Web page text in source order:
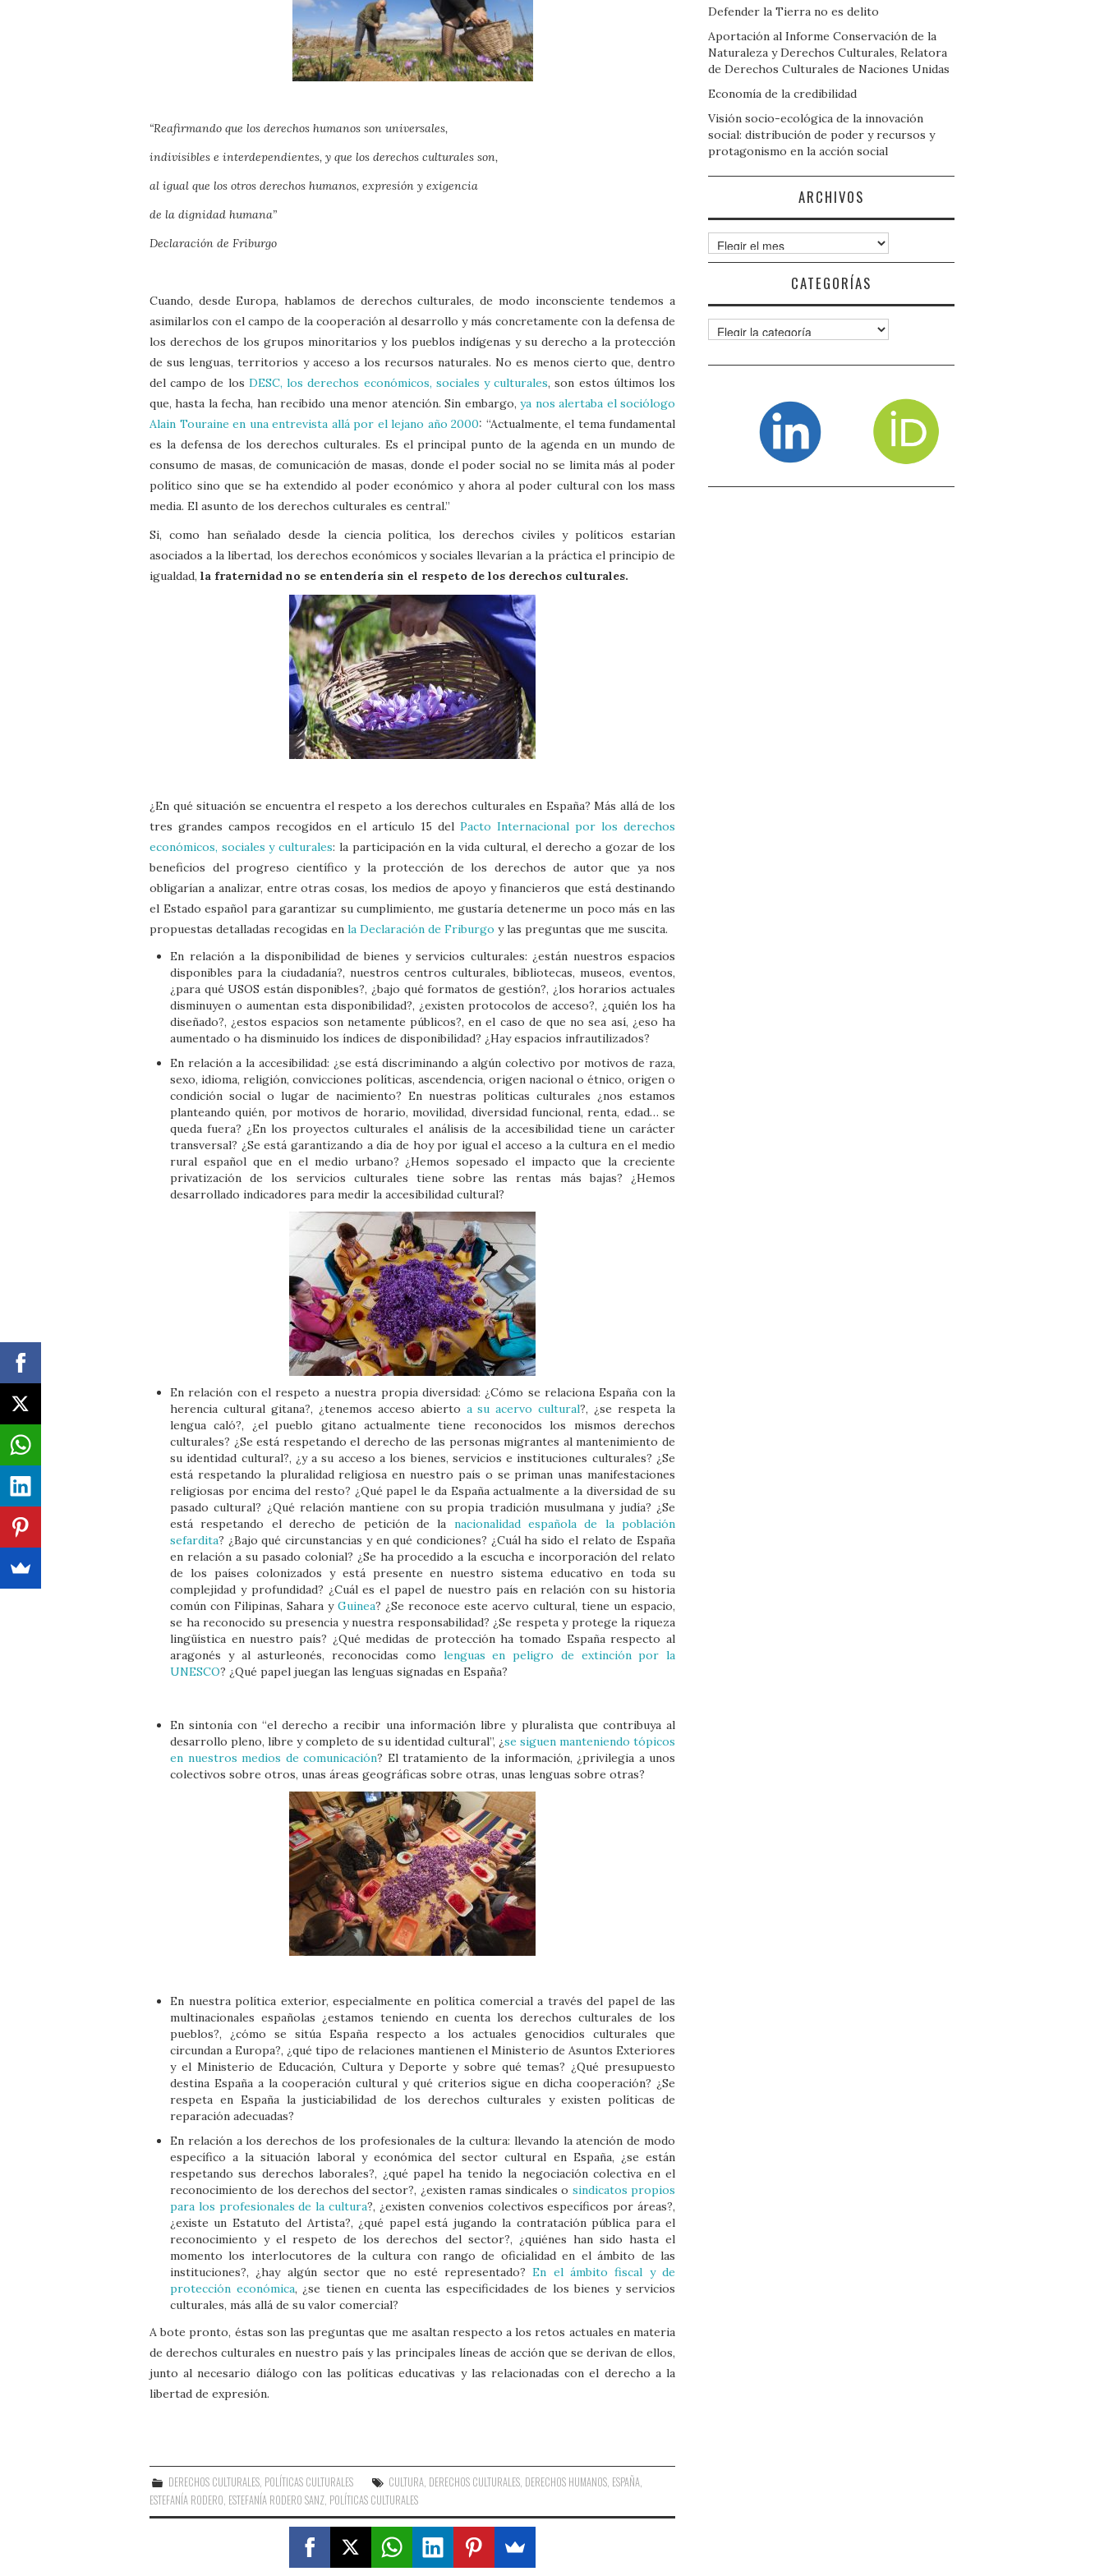
“Reafirmando que los derechos humanos son universales,
indivisibles e interdependientes, y que los derechos culturales son,
al igual que los otros derechos humanos, expresión y exigencia
de la dignidad humana”
Declaración de Friburgo
Cuando, desde Europa, hablamos de derechos culturales, de modo inconsciente tendemos a
asimilarlos con el campo de la cooperación al desarrollo y más concretamente con la defensa de
los derechos de los grupos minoritarios y los pueblos indígenas y su derecho a la protección
de sus lenguas, territorios y acceso a los recursos naturales. No es menos cierto que, dentro
del campo de los DESC, los derechos económicos, sociales y culturales, son estos últimos los
que, hasta la fecha, han recibido una menor atención. Sin embargo,ya nos alertaba el sociólogo
Alain Touraine en una entrevista allá por el lejano año 2000: “Actualmente, el tema fundamental
es la defensa de los derechos culturales. Es el principal punto de la agenda en un mundo de
consumo de masas, de comunicación de masas, donde el poder social no se limita más al poder
político sino que se ha extendido al poder económico y ahora al poder cultural con los mass
media. El asunto de los derechos culturales es central.”
Si, como han señalado desde la ciencia política, los derechos civiles y políticos estarían
asociados a la libertad, los derechos económicos y sociales llevarían a la práctica el principio de
igualdad, la fraternidad no se entendería sin el respeto de los derechos culturales.
¿En qué situación se encuentra el respeto a los derechos culturales en España? Más allá de los
tres grandes campos recogidos en el artículo 15 del Pacto Internacional por los derechos
económicos, sociales y culturales: la participación en la vida cultural, el derecho a gozar de los
beneficios del progreso científico y la protección de los derechos de autor que ya nos
obligarían a analizar, entre otras cosas, los medios de apoyo y financieros que está destinando
el Estado español para garantizar su cumplimiento, me gustaría detenerme un poco más en las
propuestas detalladas recogidas en la Declaración de Friburgo y las preguntas que me suscita.
En relación a la disponibilidad de bienes y servicios culturales: ¿están nuestros espacios
disponibles para la ciudadanía?, nuestros centros culturales, bibliotecas, museos, eventos,
¿para qué USOS están disponibles?, ¿bajo qué formatos de gestión?, ¿los horarios actuales
disminuyen o aumentan esta disponibilidad?, ¿existen protocolos de acceso?, ¿quién los ha
diseñado?, ¿estos espacios son netamente públicos?, en el caso de que no sea así, ¿eso ha
aumentado o ha disminuido los índices de disponibilidad? ¿Hay espacios infrautilizados?
En relación a la accesibilidad: ¿se está discriminando a algún colectivo por motivos de raza,
sexo, idioma, religión, convicciones políticas, ascendencia, origen nacional o étnico, origen o
condición social o lugar de nacimiento? En nuestras políticas culturales ¿nos estamos
planteando quién, por motivos de horario, movilidad, diversidad funcional, renta, edad… se
queda fuera? ¿En los proyectos culturales el análisis de la accesibilidad tiene un carácter
transversal? ¿Se está garantizando a día de hoy por igual el acceso a la cultura en el medio
rural español que en el medio urbano? ¿Hemos sopesado el impacto que la creciente
privatización de los servicios culturales tiene sobre las rentas más bajas? ¿Hemos
desarrollado indicadores para medir la accesibilidad cultural?
En relación con el respeto a nuestra propia diversidad: ¿Cómo se relaciona España con la
herencia cultural gitana?, ¿tenemos acceso abierto a su acervo cultural?, ¿se respeta la
lengua caló?, ¿el pueblo gitano actualmente tiene reconocidos los mismos derechos
culturales? ¿Se está respetando el derecho de las personas migrantes al mantenimiento de
su identidad cultural?, ¿y a su acceso a los bienes, servicios e instituciones culturales? ¿Se
está respetando la pluralidad religiosa en nuestro país o se priman unas manifestaciones
religiosas por encima del resto? ¿Qué papel le da España actualmente a la diversidad de su
pasado cultural? ¿Qué relación mantiene con su propia tradición musulmana y judía? ¿Se
está respetando el derecho de petición de la nacionalidad española de la población
sefardita? ¿Bajo qué circunstancias y en qué condiciones? ¿Cuál ha sido el relato de España
en relación a su pasado colonial? ¿Se ha procedido a la escucha e incorporación del relato
de los países colonizados y está presente en nuestro sistema educativo en toda su
complejidad y profundidad? ¿Cuál es el papel de nuestro país en relación con su historia
común con Filipinas, Sahara y Guinea? ¿Se reconoce este acervo cultural, tiene un espacio,
se ha reconocido su presencia y nuestra responsabilidad? ¿Se respeta y protege la riqueza
lingüística en nuestro país? ¿Qué medidas de protección ha tomado España respecto al
aragonés y al asturleonés, reconocidas como lenguas en peligro de extinción por la
UNESCO? ¿Qué papel juegan las lenguas signadas en España?
En sintonía con “el derecho a recibir una información libre y pluralista que contribuya al
desarrollo pleno, libre y completo de su identidad cultural”, ¿se siguen manteniendo tópicos
en nuestros medios de comunicación? El tratamiento de la información, ¿privilegia a unos
colectivos sobre otros, unas áreas geográficas sobre otras, unas lenguas sobre otras?
En nuestra política exterior, especialmente en política comercial a través del papel de las
multinacionales españolas ¿estamos teniendo en cuenta los derechos culturales de los
pueblos?, ¿cómo se sitúa España respecto a los actuales genocidios culturales que
circundan a Europa?, ¿qué tipo de relaciones mantienen el Ministerio de Asuntos Exteriores
y el Ministerio de Educación, Cultura y Deporte y sobre qué temas? ¿Qué presupuesto
destina España a la cooperación cultural y qué criterios sigue en dicha cooperación? ¿Se
respeta en España la justiciabilidad de los derechos culturales y existen políticas de
reparación adecuadas?
En relación a los derechos de los profesionales de la cultura: llevando la atención de modo
específico a la situación laboral y económica del sector cultural en España, ¿se están
respetando sus derechos laborales?, ¿qué papel ha tenido la negociación colectiva en el
reconocimiento de los derechos del sector?, ¿existen ramas sindicales o sindicatos propios
para los profesionales de la cultura?, ¿existen convenios colectivos específicos por áreas?,
¿existe un Estatuto del Artista?, ¿qué papel está jugando la contratación pública para el
reconocimiento y el respeto de los derechos del sector?, ¿quiénes han sido hasta el
momento los interlocutores de la cultura con rango de oficialidad en el ámbito de las
instituciones?, ¿hay algún sector que no esté representado?En el ámbito fiscal y de
protección económica, ¿se tienen en cuenta las especificidades de los bienes y servicios
culturales, más allá de su valor comercial?
A bote pronto, éstas son las preguntas que me asaltan respecto a los retos actuales en materia
de derechos culturales en nuestro país y las principales líneas de acción que se derivan de ellos,
junto al necesario diálogo con las políticas educativas y las relacionadas con el derecho a la
libertad de expresión.
DERECHOS CULTURALES, POLÍTICAS CULTURALES CULTURA, DERECHOS CULTURALES, DERECHOS HUMANOS, ESPAÑA,
ESTEFANÍA RODERO, ESTEFANÍA RODERO SANZ, POLÍTICAS CULTURALES
DESARROLLODefender la Tierra no es delito
Aportación al Informe Conservación de la
Naturaleza y Derechos Culturales, Relatora
de Derechos Culturales de Naciones Unidas
Economía de la credibilidad
Visión socio-ecológica de la innovación
social: distribución de poder y recursos y
protagonismo en la acción social
ARCHIVOS
Archivos
CATEGORÍAS
Categorías